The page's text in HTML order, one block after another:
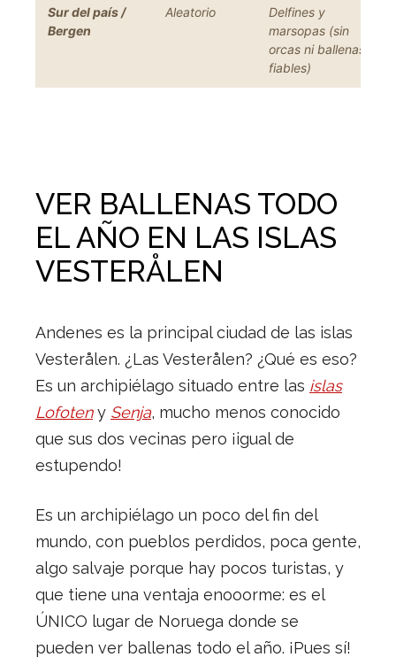
Sur del país /
Bergen
Aleatorio
Delfines y
marsopas (sin
orcas ni ballenas
fiables)
VER BALLENAS TODO
EL AÑO EN LAS ISLAS
VESTERÅLEN
Andenes es la principal ciudad de las islas
Vesterålen. ¿Las Vesterålen? ¿Qué es eso?
Es un archipiélago situado entre las islas
Lofoteny Senja, mucho menos conocido
que sus dos vecinas pero ¡igual de
estupendo!
Es un archipiélago un poco del fin del
mundo, con pueblos perdidos, poca gente,
algo salvaje porque hay pocos turistas, y
que tiene una ventaja enooorme: es el
ÚNICO lugar de Noruega donde se
pueden ver ballenas todo el año. ¡Pues sí!